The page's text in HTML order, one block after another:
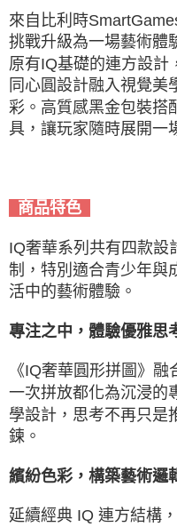
來自比利時
挑戰升級為一場藝術體
原有IQ基礎的連方設計
同心圓設計融入視覺美
彩。高質感黑金包裝搭
具，讓玩家隨時展開一
商品特色
IQ奢華系列共有四款設
制，特別適合青少年與
活中的藝術體驗。
專注之中，體驗優雅思
《IQ奢華圓形拼圖》
一次拼放都化為沉浸的
學設計，思考不再只是
鍊。
繽紛色彩，構築藝術邏
延續經典 IQ 連方結構